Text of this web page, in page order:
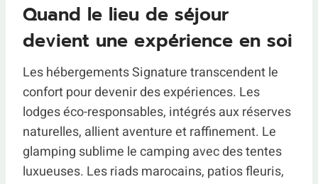
Quand le lieu de séjour
devient une expérience en soi
Les hébergements Signature transcendent le
confort pour devenir des expériences. Les
lodges éco-responsables, intégrés aux réserves
naturelles, allient aventure et raffinement. Le
glamping sublime le camping avec des tentes
luxueuses. Les riads marocains, patios fleuris,